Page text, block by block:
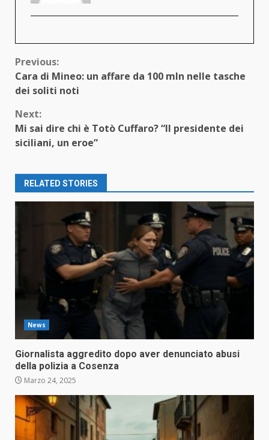
Continue
Reading
Previous:
Cara di Mineo: un affare da 100 mln nelle tasche
dei soliti noti
Next:
Mi sai dire chi è Totò Cuffaro? “Il presidente dei
siciliani, un eroe”
RELATED STORIES
News
Giornalista aggredito dopo aver denunciato abusi
della polizia a Cosenza
Marzo 24, 2025